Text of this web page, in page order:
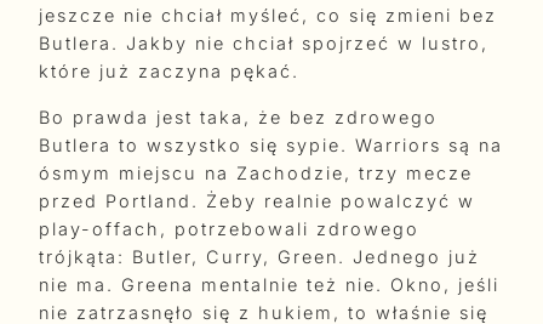
jeszcze nie chciał myśleć, co się zmieni bez
Butlera. Jakby nie chciał spojrzeć w lustro,
które już zaczyna pękać.
Bo prawda jest taka, że bez zdrowego
Butlera to wszystko się sypie. Warriors są na
ósmym miejscu na Zachodzie, trzy mecze
przed Portland. Żeby realnie powalczyć w
play-offach, potrzebowali zdrowego
trójkąta: Butler, Curry, Green. Jednego już
nie ma. Greena mentalnie też nie. Okno, jeśli
nie zatrzasnęło się z hukiem, to właśnie się